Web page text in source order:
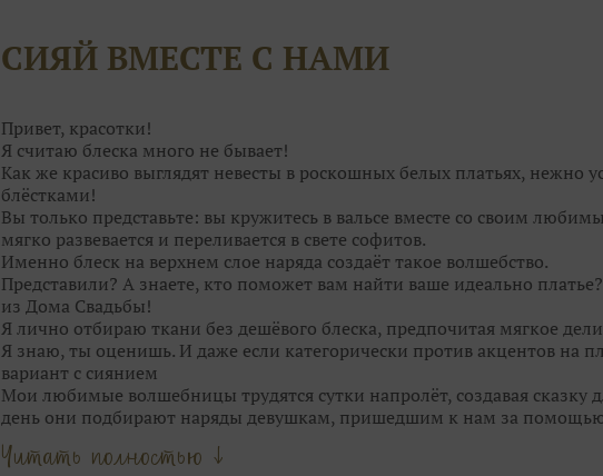
просто не рассмотреть его среди десятков других, каждое из которых
уникально.
замечаете.
СИЯЙ ВМЕСТЕ С НАМИ
Привет, красотки!
Я считаю блеска много не бывает!
Как же красиво выглядят невесты в роскошных белых платьях, нежно
блёстками!
Вы только представьте: вы кружитесь в вальсе вместе со своим
мягко развевается и переливается в свете софитов.
Именно блеск на верхнем слое наряда создаёт такое волшебство.⠀
Представили? А знаете, кто поможет вам найти ваше идеально
из Дома Свадьбы!
Я лично отбираю ткани без дешёвого блеска, предпочитая мягкое
Я знаю, ты оценишь. И даже если категорически против акцентов на
вариант с сиянием
Мои любимые волшебницы трудятся сутки напролёт, создавая сказку
день они подбирают наряды девушкам, пришедшим к нам за
Они точно знаю, кому идёт мягкий блеск серебра, а для кого идеальна
Мои феечки не только находят для вас идеальное платье, но и
Читать полностью ↓